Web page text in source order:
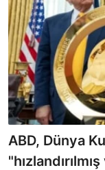
ABD, Dünya